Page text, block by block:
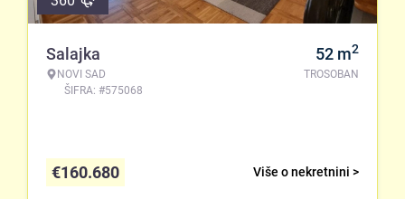
Salajka
NOVI SAD
ŠIFRA: #575068
52 m2
TROSOBAN
Više o nekretnini >
€160.680